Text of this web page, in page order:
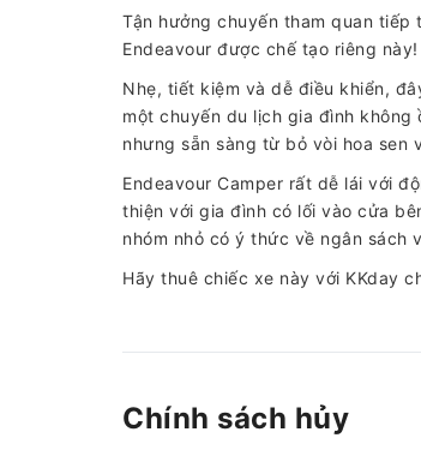
Tận hưởng chuyến tham quan
Endeavour được chế tạo riêng này!
Nhẹ, tiết kiệm và dễ điều khiển,
một chuyến du lịch gia đình
nhưng sẵn sàng từ bỏ vòi hoa sen
Endeavour Camper rất dễ lái với
thiện với gia đình có lối vào cửa
nhóm nhỏ có ý thức về ngân sách
Hãy thuê chiếc xe này với KKday
Chính sách hủy